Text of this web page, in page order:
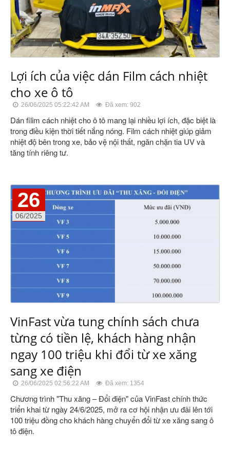
Lợi ích của việc dán Film cách nhiệt
cho xe ô tô
26/06/2025 05:22:42 AM Đã xem: 902
Dán filim cách nhiệt cho ô tô mang lại nhiều lợi ích, đặc biệt là
trong điều kiện thời tiết nắng nóng. Film cách nhiệt giúp giảm
nhiệt độ bên trong xe, bảo vệ nội thất, ngăn chặn tia UV và
tăng tính riêng tư.
26
06/2025
VinFast vừa tung chính sách chưa
từng có tiền lệ, khách hàng nhận
ngay 100 triệu khi đổi từ xe xăng
sang xe điện
26/06/2025 02:56:22 AM Đã xem: 1354
Chương trình "Thu xăng – Đổi điện" của VinFast chính thức
triển khai từ ngày 24/6/2025, mở ra cơ hội nhận ưu đãi lên tới
100 triệu đồng cho khách hàng chuyển đổi từ xe xăng sang ô
tô điện.